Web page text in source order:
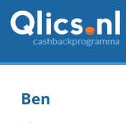
Ben